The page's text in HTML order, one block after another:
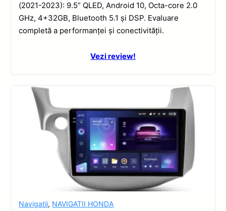
(2021-2023): 9.5” QLED, Android 10, Octa-core 2.0
GHz, 4+32GB, Bluetooth 5.1 și DSP. Evaluare
completă a performanței și conectivității.
Vezi review!
Navigatii, NAVIGATII HONDA